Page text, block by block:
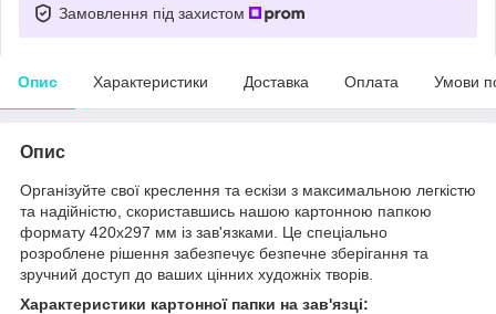
Замовлення під захистом
Опис Характеристики Доставка Оплата Умови
Опис
Організуйте свої креслення та ескізи з максимальною легкістю
та надійністю, скориставшись нашою картонною папкою
формату 420x297 мм із зав'язками. Це спеціально
розроблене рішення забезпечує безпечне зберігання та
зручний доступ до ваших цінних художніх творів.
Характеристики картонної папки на зав'язці: